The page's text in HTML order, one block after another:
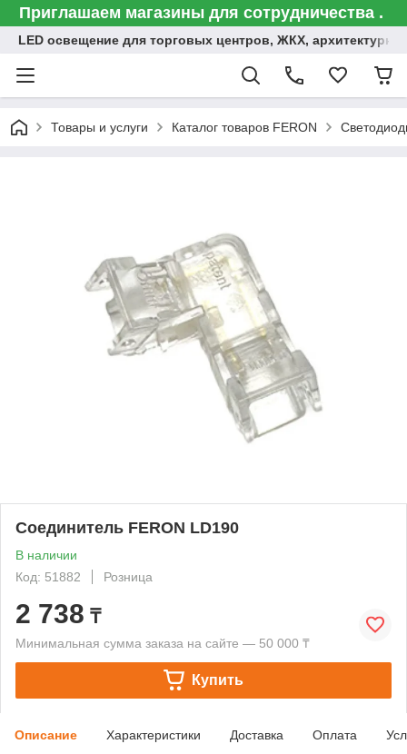
Приглашаем магазины для сотрудничества .
LED освещение для торговых центров, ЖКХ,
Товары и услуги Каталог товаров FERON
Соединитель FERON LD190
В наличии
Код: 51882
Розница
2 738 ₸
Минимальная сумма заказа на сайте — 50 000 ₸
Купить
Описание Характеристики Доставка Оплата